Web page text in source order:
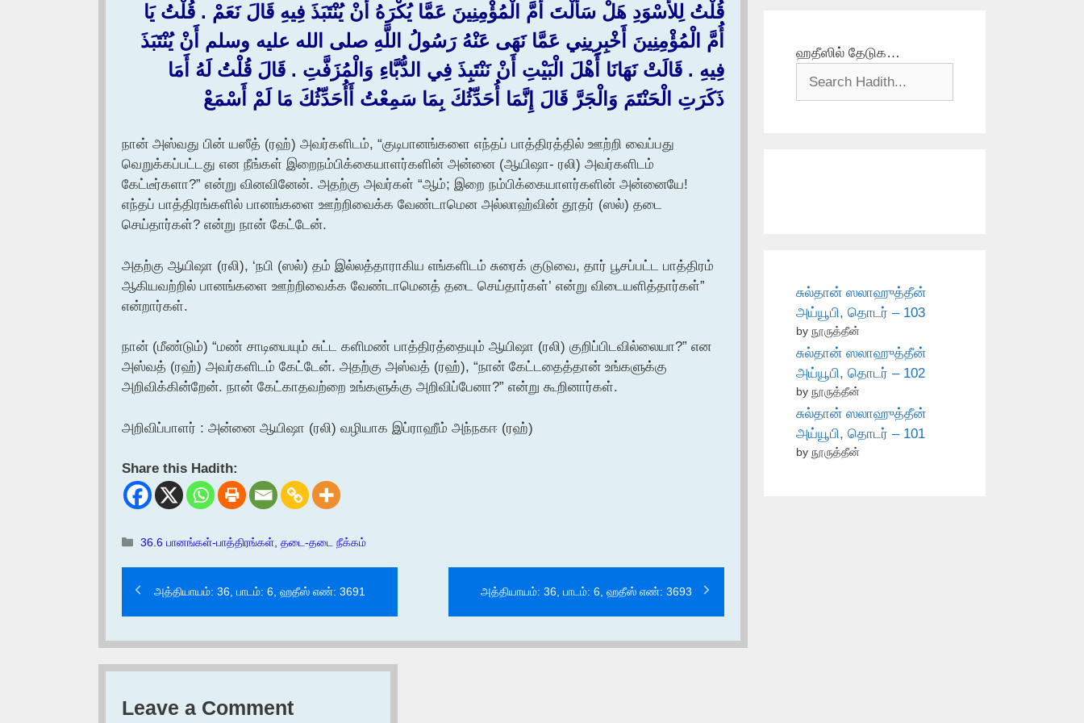
قُلْتُ لِلأَسْوَدِ هَلْ سَأَلْتَ أُمَّ الْمُؤْمِنِينَ عَمَّا يُكْرَهُ أَنْ يُنْتَبَذَ فِيهِ قَالَ نَعَمْ ‏.‏ قُلْتُ يَا
أُمَّ الْمُؤْمِنِينَ أَخْبِرِينِي عَمَّا نَهَى عَنْهُ رَسُولُ اللَّهِ صلى الله عليه وسلم أَنْ يُنْتَبَذَ
فِيهِ ‏.‏ قَالَتْ نَهَانَا أَهْلَ الْبَيْتِ أَنْ نَنْتَبِذَ فِي الدُّبَّاءِ وَالْمُزَفَّتِ ‏.‏ قَالَ قُلْتُ لَهُ أَمَا
ذَكَرَتِ الْحَنْتَمَ وَالْجَرَّ قَالَ إِنَّمَا أُحَدِّثُكَ بِمَا سَمِعْتُ أَأُحَدِّثُكَ مَا لَمْ أَسْمَعْ
நான் அஸ்வது பின் யஸீத் (ரஹ்) அவர்களிடம், “குடிபானங்களை எந்தப் பாத்திரத்தில் ஊற்றி வைப்பது
வெறுக்கப்பட்டது என நீங்கள் இறைநம்பிக்கையாளர்களின் அன்னை (ஆயிஷா- ரலி) அவர்களிடம்
கேட்டீர்களா?” என்று வினவினேன். அதற்கு அவர்கள் “ஆம்; இறை நம்பிக்கையாளர்களின் அன்னையே!
எந்தப் பாத்திரங்களில் பானங்களை ஊற்றிவைக்க வேண்டாமென அல்லாஹ்வின் தூதர் (ஸல்) தடை
செய்தார்கள்? என்று நான் கேட்டேன்.
அதற்கு ஆயிஷா (ரலி), ‘நபி (ஸல்) தம் இல்லத்தாராகிய எங்களிடம் சுரைக் குடுவை, தார் பூசப்பட்ட பாத்திரம்
ஆகியவற்றில் பானங்களை ஊற்றிவைக்க வேண்டாமெனத் தடை செய்தார்கள்’ என்று விடையளித்தார்கள்”
என்றார்கள்.
நான் (மீண்டும்) “மண் சாடியையும் சுட்ட களிமண் பாத்திரத்தையும் ஆயிஷா (ரலி) குறிப்பிடவில்லையா?” என
அஸ்வத் (ரஹ்) அவர்களிடம் கேட்டேன். அதற்கு அஸ்வத் (ரஹ்), “நான் கேட்டதைத்தான் உங்களுக்கு
அறிவிக்கின்றேன். நான் கேட்காதவற்றை உங்களுக்கு அறிவிப்பேனா?” என்று கூறினார்கள்.
அறிவிப்பாளர் : அன்னை ஆயிஷா (ரலி) வழியாக இப்ராஹீம் அந்நகஈ (ரஹ்)
Share this Hadith:
Categories
36.6 பானங்கள்-பாத்திரங்கள், தடை-தடை நீக்கம்
அத்தியாயம்: 36, பாடம்: 6, ஹதீஸ் எண்: 3691 அத்தியாயம்: 36, பாடம்: 6, ஹதீஸ் எண்: 3693
Leave a Comment
ஹதீஸில் தேடுக…
சுல்தான் ஸலாஹுத்தீன்
அய்யூபி, தொடர் – 103
by நூருத்தீன்
சுல்தான் ஸலாஹுத்தீன்
அய்யூபி, தொடர் – 102
by நூருத்தீன்
சுல்தான் ஸலாஹுத்தீன்
அய்யூபி, தொடர் – 101
by நூருத்தீன்